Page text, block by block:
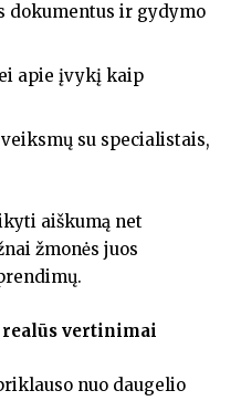
dokumentus ir gydymo
apie įvykį kaip
su specialistais,
aiškumą net
žmonės juos
vertinimai
nuo daugelio